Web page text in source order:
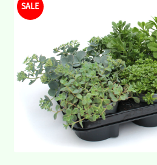
Frühjahrsblüher
Beet- und Balkonpflanzen
Gemüsepflanzen
Sommerflor
SALE